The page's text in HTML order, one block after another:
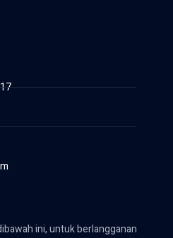
ini, untuk berlangganan